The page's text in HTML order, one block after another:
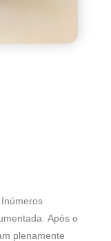
Após o
plenamente